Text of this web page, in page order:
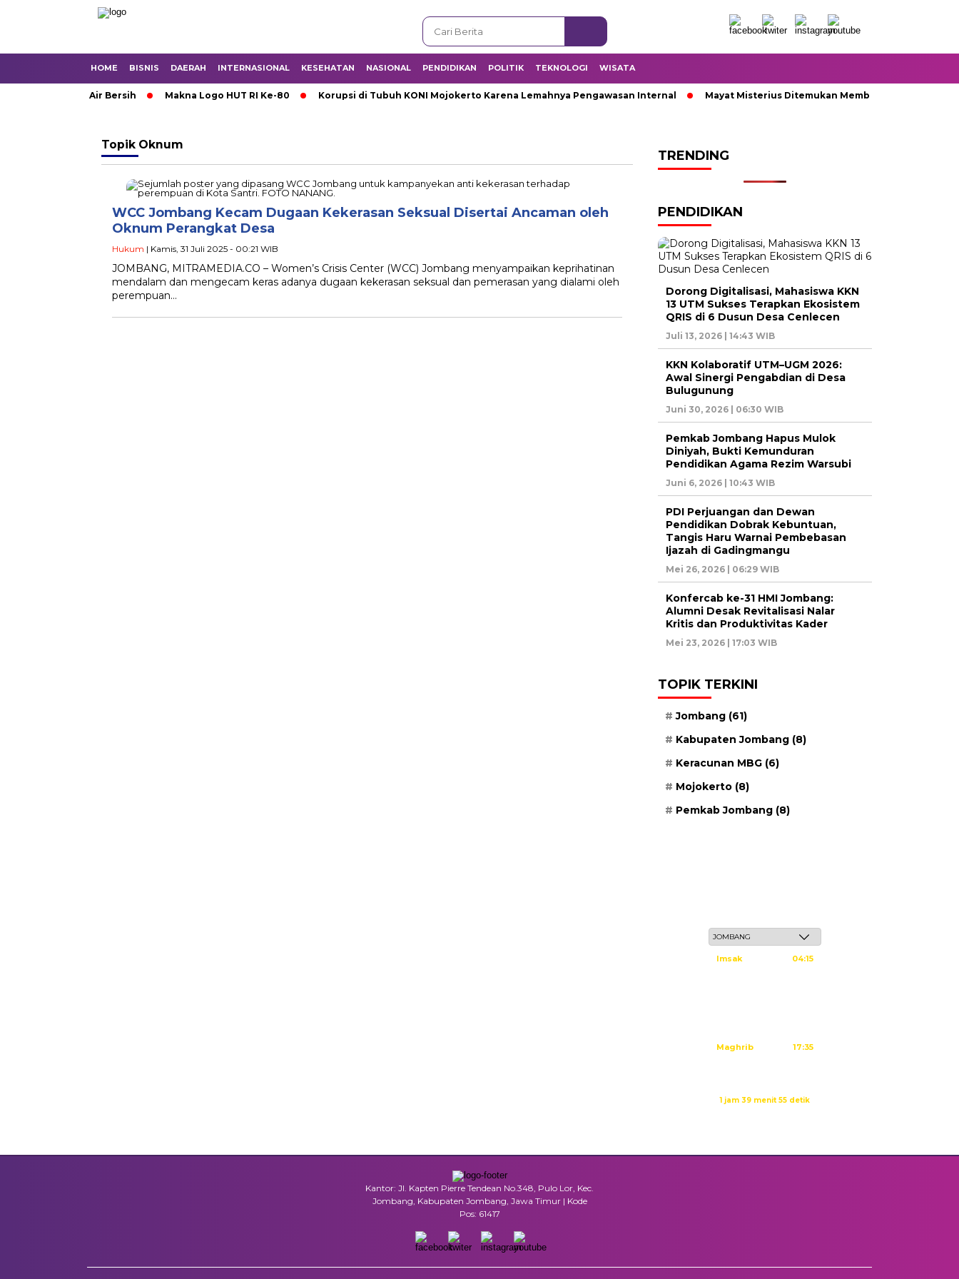
HOME BISNIS DAERAH INTERNASIONAL KESEHATAN NASIONAL PENDIDIKAN POLITIK TEKNOLOGI WISATA
Krisis Air Bersih Makna Logo HUT RI Ke-80 Korupsi di Tubuh KONI Mojokerto Karena Lemahnya Pengawasan Internal Mayat Misterius Ditemukan Membusuk di Dalam Sumur
Topik Oknum
WCC Jombang Kecam Dugaan Kekerasan Seksual Disertai Ancaman oleh
Oknum Perangkat Desa
Hukum | Kamis, 31 Juli 2025 - 00:21 WIB
JOMBANG, MITRAMEDIA.CO – Women’s Crisis Center (WCC) Jombang menyampaikan keprihatinan
mendalam dan mengecam keras adanya dugaan kekerasan seksual dan pemerasan yang dialami oleh
perempuan…
TRENDING
PENDIDIKAN
Dorong Digitalisasi, Mahasiswa KKN
13 UTM Sukses Terapkan Ekosistem
QRIS di 6 Dusun Desa Cenlecen
Juli 13, 2026 | 14:43 WIB
KKN Kolaboratif UTM–UGM 2026:
Awal Sinergi Pengabdian di Desa
Bulugunung
Juni 30, 2026 | 06:30 WIB
Pemkab Jombang Hapus Mulok
Diniyah, Bukti Kemunduran
Pendidikan Agama Rezim Warsubi
Juni 6, 2026 | 10:43 WIB
PDI Perjuangan dan Dewan
Pendidikan Dobrak Kebuntuan,
Tangis Haru Warnai Pembebasan
Ijazah di Gadingmangu
Mei 26, 2026 | 06:29 WIB
Konfercab ke-31 HMI Jombang:
Alumni Desak Revitalisasi Nalar
Kritis dan Produktivitas Kader
Mei 23, 2026 | 17:03 WIB
TOPIK TERKINI
Jombang (61)
Kabupaten Jombang (8)
Keracunan MBG (6)
Mojokerto (8)
Pemkab Jombang (8)
Imsak 04:15
Maghrib 17:35
1 jam 39 menit 55 detik
Kantor: Jl. Kapten Pierre Tendean No.348, Pulo Lor, Kec.
Jombang, Kabupaten Jombang, Jawa Timur | Kode
Pos: 61417